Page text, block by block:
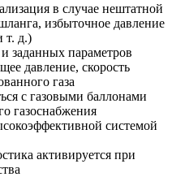
в случае нештатной
избыточное давление
т. д.)
заданных параметров
давление, скорость
газа
с газовыми баллонами
газоснабжения
системой
активируется при